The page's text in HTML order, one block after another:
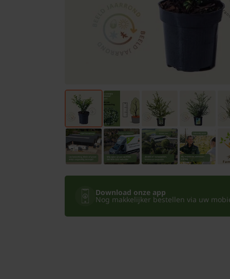
Leibomen
Kamerplanten
Bloempotten
Download onze app
Nog makkelijker bestellen via uw